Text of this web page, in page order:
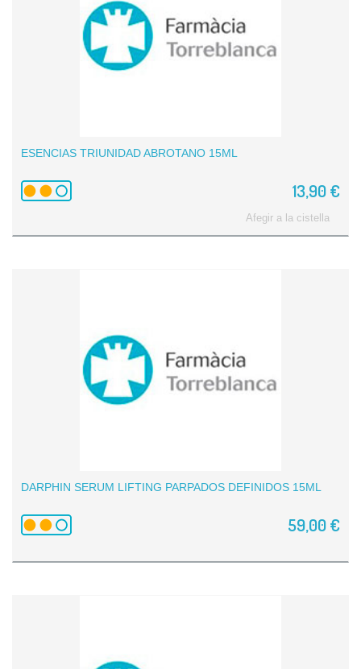
ESENCIAS TRIUNIDAD ABROTANO 15ML
13,90 €
Afegir a la cistella
DARPHIN SERUM LIFTING PARPADOS DEFINIDOS 15ML
59,00 €